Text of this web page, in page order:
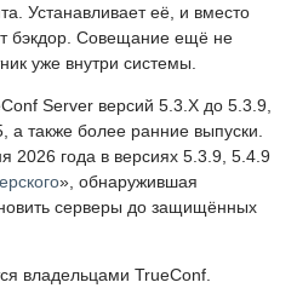
Устанавливает её, и вместо
бэкдор. Совещание ещё не
уже внутри системы.
Server версий 5.3.X до 5.3.9,
также более ранние выпуски.
2026 года в версиях 5.3.9, 5.4.9
», обнаружившая
серверы до защищённых
владельцами TrueConf.